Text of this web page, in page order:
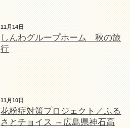
11月14日
しんわグループホーム 秋の旅
行
11月10日
花粉症対策プロジェクト／ふる
さとチョイス ～広島県神石高